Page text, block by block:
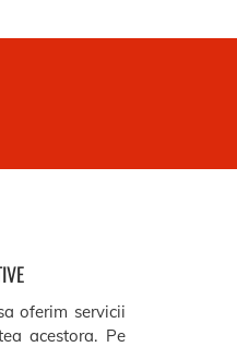
oferim servicii
acestora. Pe